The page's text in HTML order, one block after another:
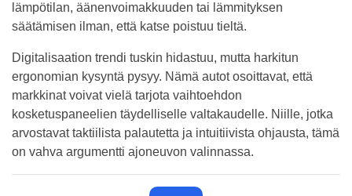
lämpötilan, äänenvoimakkuuden tai lämmityksen
säätämisen ilman, että katse poistuu tieltä.
Digitalisaation trendi tuskin hidastuu, mutta harkitun
ergonomian kysyntä pysyy. Nämä autot osoittavat, että
markkinat voivat vielä tarjota vaihtoehdon
kosketuspaneelien täydelliselle valtakaudelle. Niille, jotka
arvostavat taktiilista palautetta ja intuitiivista ohjausta, tämä
on vahva argumentti ajoneuvon valinnassa.